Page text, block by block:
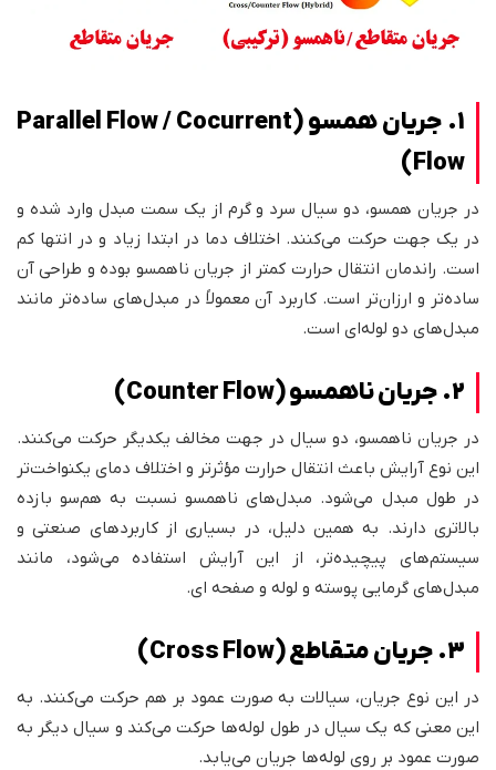
1. جریان همسو (Parallel Flow / Cocurrent
Flow)
در جریان همسو، دو سیال سرد و گرم از یک سمت مبدل وارد شده و
در یک جهت حرکت می‌کنند. اختلاف دما در ابتدا زیاد و در انتها کم
است. راندمان انتقال حرارت کمتر از جریان ناهمسو بوده و طراحی آن
ساده‌تر و ارزان‌تر است. کاربرد آن معمولاً در مبدل‌های ساده‌تر مانند
مبدل‌های دو لوله‌ای است.
2. جریان ناهمسو (Counter Flow)
در جریان ناهمسو، دو سیال در جهت مخالف یکدیگر حرکت می‌کنند.
این نوع آرایش باعث انتقال حرارت مؤثرتر و اختلاف دمای یکنواخت‌تر
در طول مبدل می‌شود. مبدل‌های ناهمسو نسبت به هم‌سو بازده
بالاتری دارند. به همین دلیل، در بسیاری از کاربردهای صنعتی و
سیستم‌های پیچیده‌تر، از این آرایش استفاده می‌شود، مانند
مبدل‌های گرمایی پوسته و لوله و صفحه ای.
3. جریان متقاطع (Cross Flow)
در این نوع جریان، سیالات به صورت عمود بر هم حرکت می‌کنند. به
این معنی که یک سیال در طول لوله‌ها حرکت می‌کند و سیال دیگر به
صورت عمود بر روی لوله‌ها جریان می‌یابد.